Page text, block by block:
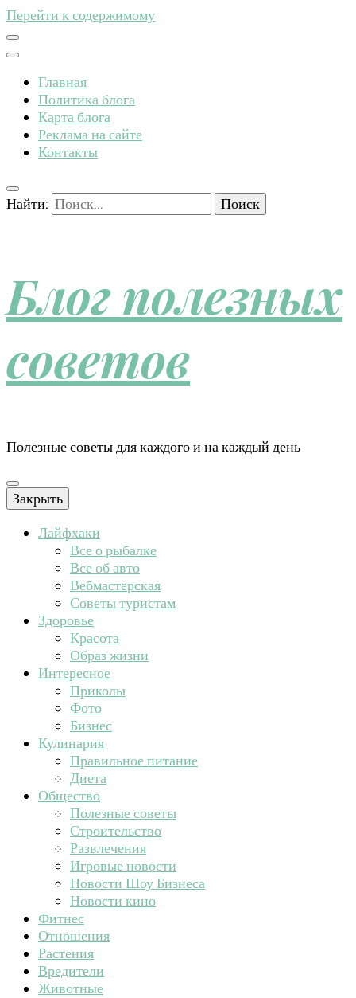
Перейти к содержимому
Главная
Политика блога
Карта блога
Реклама на сайте
Контакты
Найти:
Блог полезных
советов
Полезные советы для каждого и на каждый день
Закрыть
Лайфхаки
Все о рыбалке
Все об авто
Вебмастерская
Советы туристам
Здоровье
Красота
Образ жизни
Интересное
Приколы
Фото
Бизнес
Кулинария
Правильное питание
Диета
Общество
Полезные советы
Строительство
Развлечения
Игровые новости
Новости Шоу Бизнеса
Новости кино
Фитнес
Отношения
Растения
Вредители
Животные